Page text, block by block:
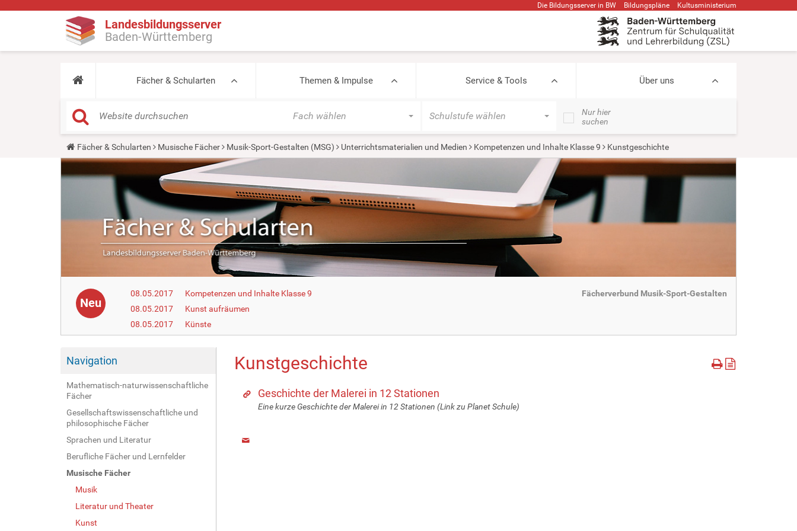
Die Bildungsserver in BW Bildungspläne Kultusministerium
Landesbildungsserver
Baden-Württemberg
Fächer & Schularten Themen & Impulse Service & Tools Über uns
Fach wählen Schulstufe wählen
Nur hier
suchen
Y
o
u
a
r
Fächer & Schularten Musische Fächer Musik-Sport-Gestalten (MSG) Unterrichtsmaterialien und Medien Kompetenzen und Inhalte Klasse 9 Kunstgeschichte
Neu
08.05.2017
Kompetenzen und Inhalte Klasse 9
08.05.2017
Kunst aufräumen
08.05.2017
Künste
Fächerverbund Musik-Sport-Gestalten
Navigation
Mathematisch-naturwissenschaftliche
Fächer
Gesellschaftswissenschaftliche und
philosophische Fächer
Sprachen und Literatur
Berufliche Fächer und Lernfelder
Musische Fächer
Musik
Literatur und Theater
Kunst
Kunstgeschichte
Geschichte der Malerei in 12 Stationen
Eine kurze Geschichte der Malerei in 12 Stationen (Link zu Planet Schule)